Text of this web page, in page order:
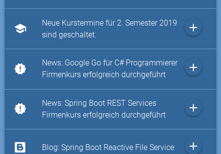
school
Neue Kurstermine für 2. Semester 2019
sind geschaltet.
add
new_releases
News: Google Go für C# Programmierer
Firmenkurs erfolgreich durchgeführt
add
new_releases
News: Spring Boot REST Services
Firmenkurs erfolgreich durchgeführt
add
Blog: Spring Boot Reactive File Service add